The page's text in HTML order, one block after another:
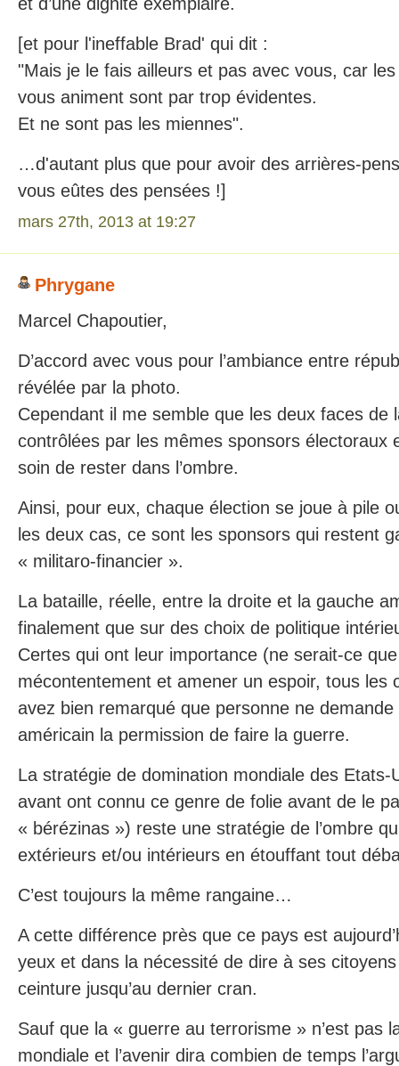
[et pour l'ineffable Brad' qui dit :
"Mais je le fais ailleurs et pas avec vous, car
vous animent sont par trop évidentes.
Et ne sont pas les miennes".
…d'autant plus que pour avoir des arrières-
vous eûtes des pensées !]
mars 27th, 2013 at 19:27
Phrygane
Marcel Chapoutier,
D’accord avec vous pour l’ambiance entre
révélée par la photo.
Cependant il me semble que les deux faces de
contrôlées par les mêmes sponsors électoraux
soin de rester dans l’ombre.
Ainsi, pour eux, chaque élection se joue à pile
les deux cas, ce sont les sponsors qui restent
« militaro-financier ».
La bataille, réelle, entre la droite et la gauche
finalement que sur des choix de politique
Certes qui ont leur importance (ne serait-ce
mécontentement et amener un espoir, tous les
avez bien remarqué que personne ne
américain la permission de faire la guerre.
La stratégie de domination mondiale des Etats-
avant ont connu ce genre de folie avant de le
« bérézinas ») reste une stratégie de l’ombre
extérieurs et/ou intérieurs en étouffant tout
C’est toujours la même rangaine…
A cette différence près que ce pays est
yeux et dans la nécessité de dire à ses
ceinture jusqu’au dernier cran.
Sauf que la « guerre au terrorisme » n’est pas
mondiale et l’avenir dira combien de temps